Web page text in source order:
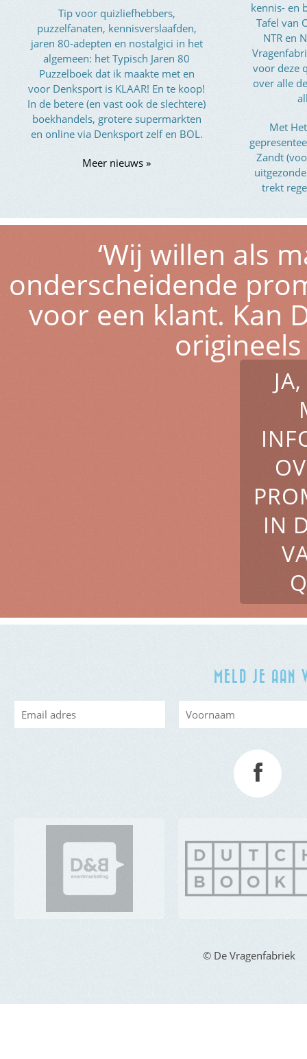
Tip voor quizliefhebbers,
puzzelfanaten, kennisverslaafden,
jaren 80-adepten en nostalgici in het
algemeen: het Typisch Jaren 80
Puzzelboek dat ik maakte met en
voor Denksport is KLAAR! En te koop!
In de betere (en vast ook de slechtere)
boekhandels, grotere supermarkten
en online via Denksport zelf en BOL.
Meer nieuws »
kennis- en
Tafel van
NTR en
voor deze
over alle
Met
Zandt
trekt
‘Wij willen als
onderscheidende
voor een klant. Kan
origineels
IN
MELD JE AAN
© De Vragenfabriek